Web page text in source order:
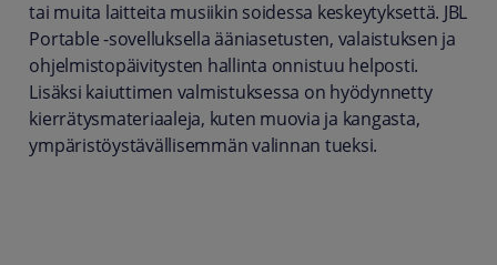
tai muita laitteita musiikin soidessa keskeytyksettä. JBL
Portable -sovelluksella ääniasetusten, valaistuksen ja
ohjelmistopäivitysten hallinta onnistuu helposti.
Lisäksi kaiuttimen valmistuksessa on hyödynnetty
kierrätysmateriaaleja, kuten muovia ja kangasta,
ympäristöystävällisemmän valinnan tueksi.